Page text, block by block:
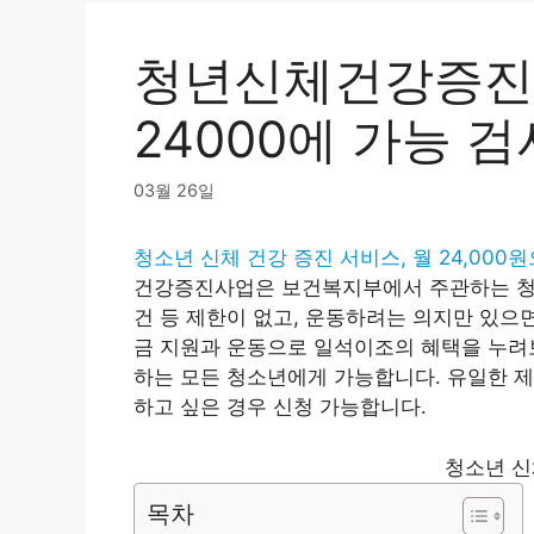
청년신체건강증
24000에 가능 검
03월 26일
청소년 신체 건강 증진 서비스, 월 24,000
건강증진사업은 보건복지부에서 주관하는
건 등 제한이 없고, 운동하려는 의지만 있으
금 지원과 운동으로 일석이조의 혜택을 누
하는 모든 청소년에게 가능합니다. 유일한
하고 싶은 경우 신청 가능합니다.
청소년
목차